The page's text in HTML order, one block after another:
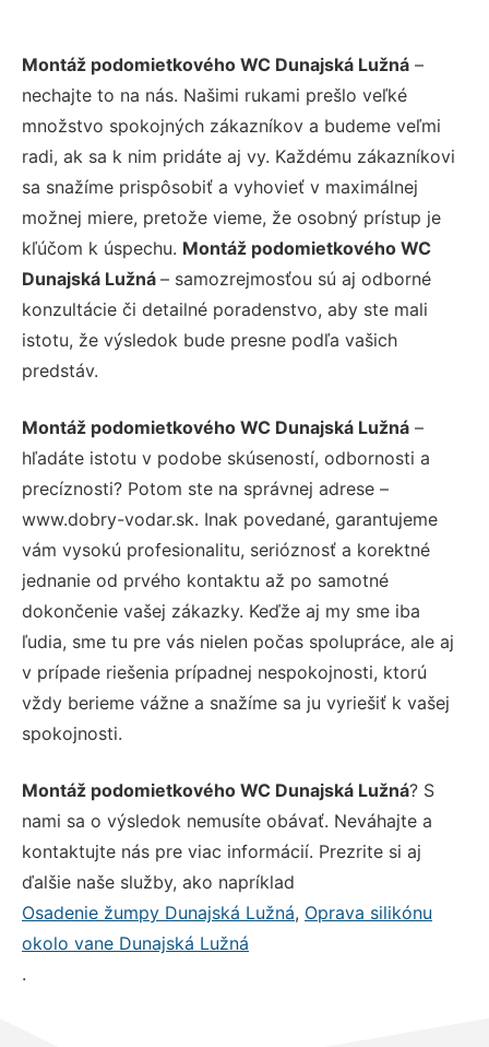
Montáž podomietkového WC Dunajská Lužná –
nechajte to na nás. Našimi rukami prešlo veľké
množstvo spokojných zákazníkov a budeme veľmi
radi, ak sa k nim pridáte aj vy. Každému zákazníkovi
sa snažíme prispôsobiť a vyhovieť v maximálnej
možnej miere, pretože vieme, že osobný prístup je
kľúčom k úspechu. Montáž podomietkového WC
Dunajská Lužná – samozrejmosťou sú aj odborné
konzultácie či detailné poradenstvo, aby ste mali
istotu, že výsledok bude presne podľa vašich
predstáv.
Montáž podomietkového WC Dunajská Lužná –
hľadáte istotu v podobe skúseností, odbornosti a
precíznosti? Potom ste na správnej adrese –
www.dobry-vodar.sk. Inak povedané, garantujeme
vám vysokú profesionalitu, serióznosť a korektné
jednanie od prvého kontaktu až po samotné
dokončenie vašej zákazky. Keďže aj my sme iba
ľudia, sme tu pre vás nielen počas spolupráce, ale aj
v prípade riešenia prípadnej nespokojnosti, ktorú
vždy berieme vážne a snažíme sa ju vyriešiť k vašej
spokojnosti.
Montáž podomietkového WC Dunajská Lužná? S
nami sa o výsledok nemusíte obávať. Neváhajte a
kontaktujte nás pre viac informácií. Prezrite si aj
ďalšie naše služby, ako napríklad
Osadenie žumpy Dunajská Lužná, Oprava silikónu
okolo vane Dunajská Lužná
.